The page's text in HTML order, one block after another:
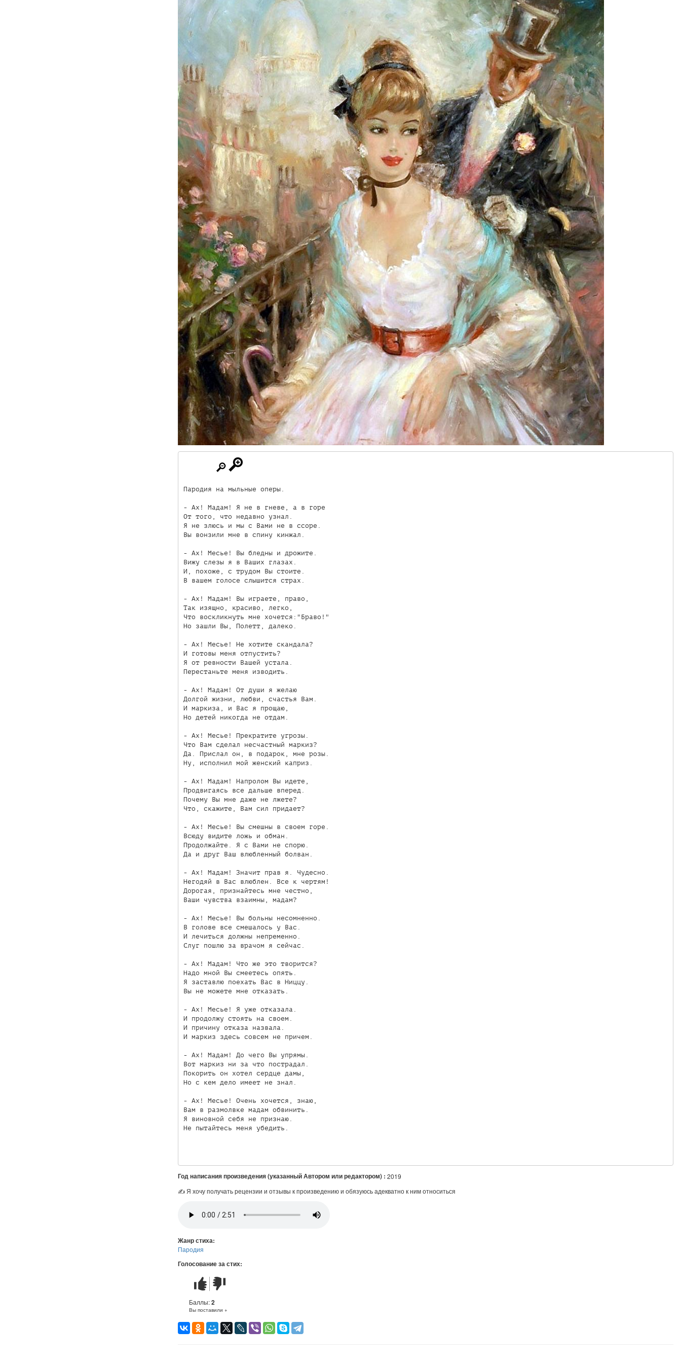
Пародия на мыльные оперы.
- Ах! Мадам! Я не в гневе, а в горе
От того, что недавно узнал.
Я не злюсь и мы с Вами не в ссоре.
Вы вонзили мне в спину кинжал.
- Ах! Месье! Вы бледны и дрожите.
Вижу слезы я в Ваших глазах.
И, похоже, с трудом Вы стоите.
В вашем голосе слышится страх.
- Ах! Мадам! Вы играете, право,
Так изящно, красиво, легко,
Что воскликнуть мне хочется:"Браво!"
Но зашли Вы, Полетт, далеко.
- Ах! Месье! Не хотите скандала?
И готовы меня отпустить?
Я от ревности Вашей устала.
Перестаньте меня изводить.
- Ах! Мадам! От души я желаю
Долгой жизни, любви, счастья Вам.
И маркиза, и Вас я прощаю,
Но детей никогда не отдам.
- Ах! Месье! Прекратите угрозы.
Что Вам сделал несчастный маркиз?
Да. Прислал он, в подарок, мне розы.
Ну, исполнил мой женский каприз.
- Ах! Мадам! Напролом Вы идете,
Продвигаясь все дальше вперед.
Почему Вы мне даже не лжете?
Что, скажите, Вам сил придает?
- Ах! Месье! Вы смешны в своем горе.
Всюду видите ложь и обман.
Продолжайте. Я с Вами не спорю.
Да и друг Ваш влюбленный болван.
- Ах! Мадам! Значит прав я. Чудесно.
Негодяй в Вас влюблен. Все к чертям!
Дорогая, признайтесь мне честно,
Ваши чувства взаимны, мадам?
- Ах! Месье! Вы больны несомненно.
В голове все смешалось у Вас.
И лечиться должны непременно.
Слуг пошлю за врачом я сейчас.
- Ах! Мадам! Что же это творится?
Надо мной Вы смеетесь опять.
Я заставлю поехать Вас в Ниццу.
Вы не можете мне отказать.
- Ах! Месье! Я уже отказала.
И продолжу стоять на своем.
И причину отказа назвала.
И маркиз здесь совсем не причем.
- Ах! Мадам! До чего Вы упрямы.
Вот маркиз ни за что пострадал.
Покорить он хотел сердце дамы,
Но с кем дело имеет не знал.
- Ах! Месье! Очень хочется, знаю,
Вам в размолвке мадам обвинить.
Я виновной себя не признаю.
Не пытайтесь меня убедить.
Год написания произведения (указанный Автором или редактором) : 2019
✍ Я хочу получать рецензии и отзывы к произведению и обязуюсь адекватно к ним относиться
Жанр стиха:
Пародия
Голосование за стих:
Стих
понравился
Стих
не
понравился
Баллы:2
Вы поставили +